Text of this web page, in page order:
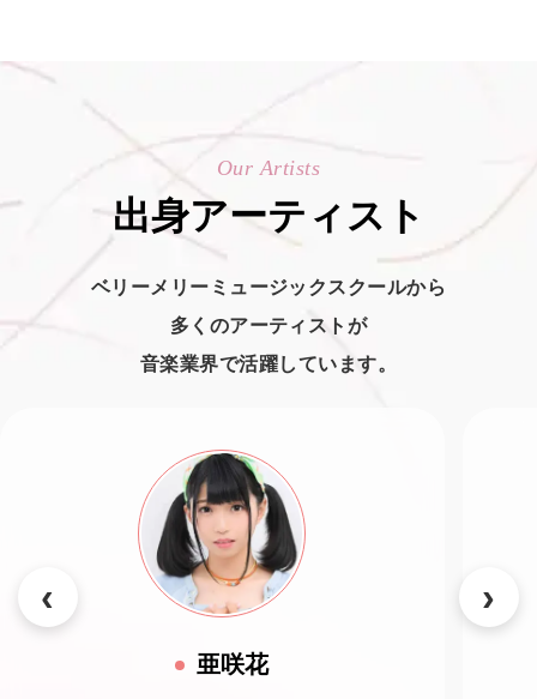
Our Artists
出身アーティスト
ベリーメリーミュージックスクールから
多くのアーティストが
音楽業界で活躍しています。
亜咲花